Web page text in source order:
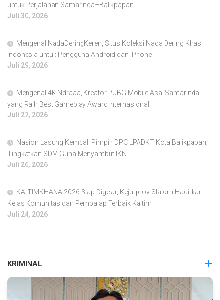
untuk Perjalanan Samarinda–Balikpapan
Juli 30, 2026
Mengenal NadaDeringKeren, Situs Koleksi Nada Dering Khas
Indonesia untuk Pengguna Android dan iPhone
Juli 29, 2026
Mengenal 4K Ndraaa, Kreator PUBG Mobile Asal Samarinda
yang Raih Best Gameplay Award Internasional
Juli 27, 2026
Nasion Lasung Kembali Pimpin DPC LPADKT Kota Balikpapan,
Tingkatkan SDM Guna Menyambut IKN
Juli 26, 2026
KALTIMKHANA 2026 Siap Digelar, Kejurprov Slalom Hadirkan
Kelas Komunitas dan Pembalap Terbaik Kaltim
Juli 24, 2026
KRIMINAL